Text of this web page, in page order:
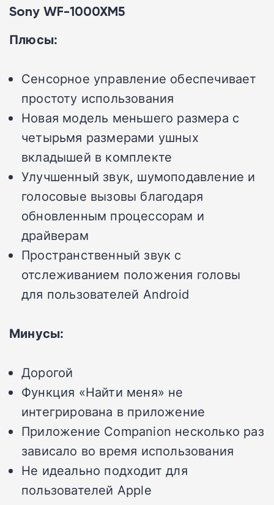
Sony WF-1000XM5
Плюсы:
Сенсорное управление обеспечивает
простоту использования
Новая модель меньшего размера с
четырьмя размерами ушных
вкладышей в комплекте
Улучшенный звук, шумоподавление и
голосовые вызовы благодаря
обновленным процессорам и
драйверам
Пространственный звук с
отслеживанием положения головы
для пользователей Android
Минусы:
Дорогой
Функция «Найти меня» не
интегрирована в приложение
Приложение Companion несколько раз
зависало во время использования
Не идеально подходит для
пользователей Apple